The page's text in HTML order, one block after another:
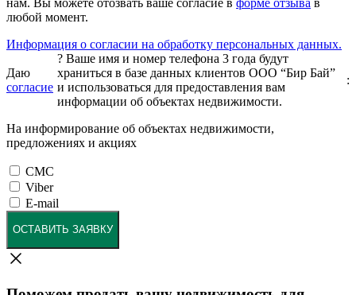
любой момент.
Информация о согласии на обработку персональных данных.
Даю
согласие
? Ваше имя и номер телефона 3 года будут
храниться в базе данных клиентов ООО “Бир Бай”
и использоваться для предоставления вам
информации об объектах недвижимости.
:
На информирование об объектах недвижимости,
предложениях и акциях
СМС
Viber
E-mail
ОСТАВИТЬ ЗАЯВКУ